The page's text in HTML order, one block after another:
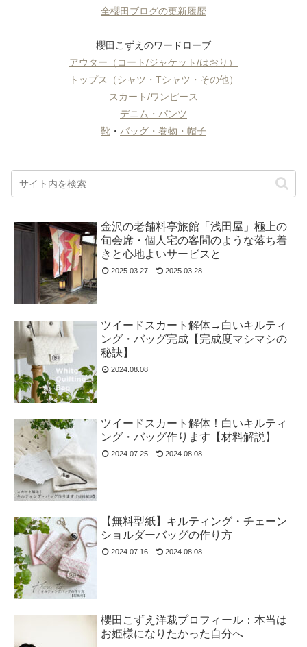
全櫻田ブログの更新履歴
櫻田こずえのワードローブ
アウター（コート/ジャケット/はおり）
トップス（シャツ・Tシャツ・その他）
スカート/ワンピース
デニム・パンツ
靴 ・ バッグ・巻物・帽子
金沢の老舗料亭旅館「浅田屋」極上の
旬会席・個人宅の客間のような落ち着
きと心地よいサービスと
2025.03.27 2025.03.28
ツイードスカート解体→白いキルティ
ング・バッグ完成【完成度マシマシの
秘訣】
2024.08.08
ツイードスカート解体！白いキルティ
ング・バッグ作ります【材料解説】
2024.07.25 2024.08.08
【無料型紙】キルティング・チェーン
ショルダーバッグの作り方
2024.07.16 2024.08.08
櫻田こずえ洋裁プロフィール：本当は
お姫様になりたかった自分へ